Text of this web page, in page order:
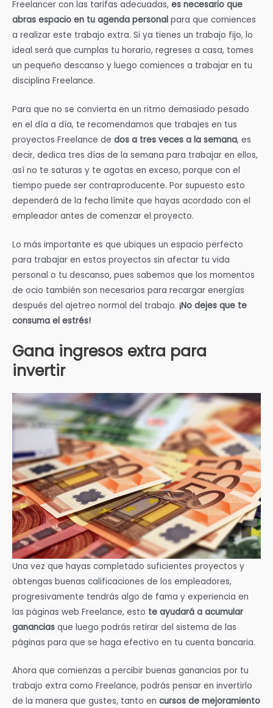
Freelancer con las tarifas adecuadas, es necesario que
abras espacio en tu agenda personal para que comiences
a realizar este trabajo extra. Si ya tienes un trabajo fijo, lo
ideal será que cumplas tu horario, regreses a casa, tomes
un pequeño descanso y luego comiences a trabajar en tu
disciplina Freelance.
Para que no se convierta en un ritmo demasiado pesado
en el día a día, te recomendamos que trabajes en tus
proyectos Freelance de dos a tres veces a la semana, es
decir, dedica tres días de la semana para trabajar en ellos,
así no te saturas y te agotas en exceso, porque con el
tiempo puede ser contraproducente. Por supuesto esto
dependerá de la fecha límite que hayas acordado con el
empleador antes de comenzar el proyecto.
Lo más importante es que ubiques un espacio perfecto
para trabajar en estos proyectos sin afectar tu vida
personal o tu descanso, pues sabemos que los momentos
de ocio también son necesarios para recargar energías
después del ajetreo normal del trabajo. ¡No dejes que te
consuma el estrés!
Gana ingresos extra para
invertir
Una vez que hayas completado suficientes proyectos y
obtengas buenas calificaciones de los empleadores,
progresivamente tendrás algo de fama y experiencia en
las páginas web Freelance, esto te ayudará a acumular
ganancias que luego podrás retirar del sistema de las
páginas para que se haga efectivo en tu cuenta bancaria.
Ahora que comienzas a percibir buenas ganancias por tu
trabajo extra como Freelance, podrás pensar en invertirlo
de la manera que gustes, tanto en cursos de mejoramiento